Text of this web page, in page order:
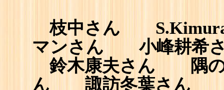
枝中さん
マンさん
小峰耕希
鈴木康夫さん 隅
ん 諏訪冬葉さん